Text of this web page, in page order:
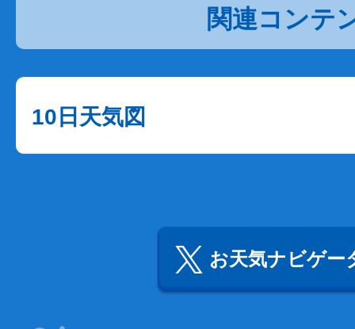
関連コンテ
10日天気図
お天気ナビゲー